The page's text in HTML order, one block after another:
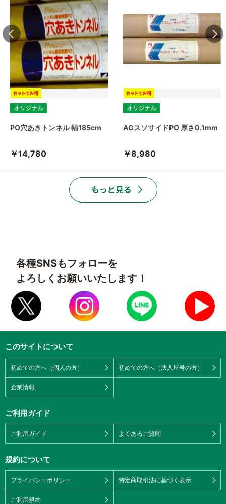
PO穴あきトンネル 幅185cm
￥14,780
AGスソサイドPO 厚さ0.1mm
￥8,980
各種SNSもフォローを
よろしくお願いいたします！
このサイトについて
初めての方へ（個人の方） 初めての方へ（法人屋号の方）
企業情報
ご利用ガイド
ご利用ガイド よくあるご質問
規約について
プライバシーポリシー 特定商取引法に基づく表示
ご利用規約